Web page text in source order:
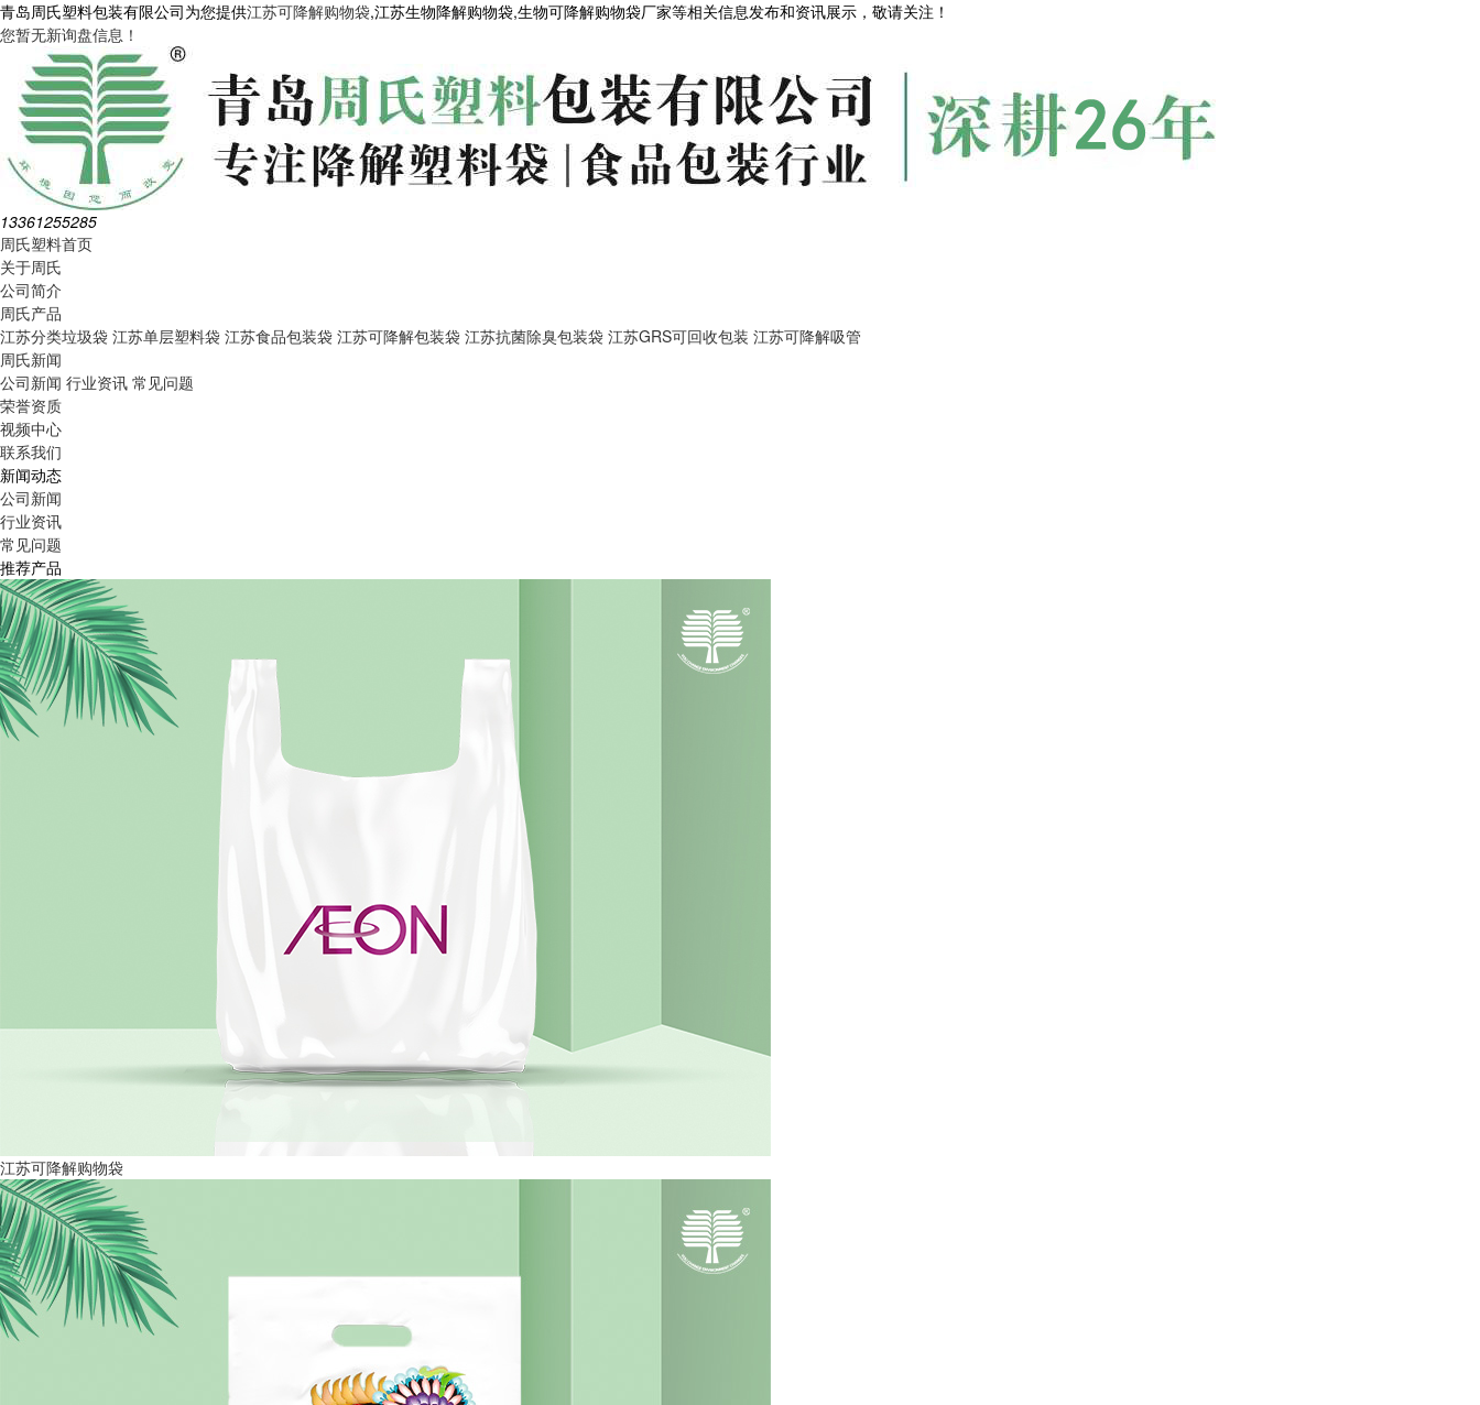
青岛周氏塑料包装有限公司为您提供江苏可降解购物袋,江苏生物降解购物袋,生物可降解购物袋厂家等相关信息发布和资讯展示，敬请关注！
您暂无新询盘信息！
13361255285
周氏塑料首页
关于周氏
公司简介
周氏产品
江苏分类垃圾袋 江苏单层塑料袋 江苏食品包装袋 江苏可降解包装袋 江苏抗菌除臭包装袋 江苏GRS可回收包装 江苏可降解吸管
周氏新闻
公司新闻 行业资讯 常见问题
荣誉资质
视频中心
联系我们
新闻动态
公司新闻
行业资讯
常见问题
推荐产品
江苏可降解购物袋